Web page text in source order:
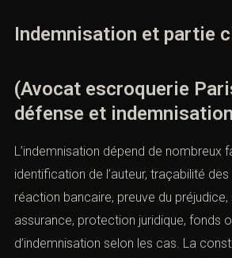
Indemnisation et partie
(Avocat escroquerie
défense et
L’indemnisation dépend de nombreux
identification de l’auteur, traçabilité
réaction bancaire, preuve du préjudice,
assurance, protection juridique, fonds
d’indemnisation selon les cas. La